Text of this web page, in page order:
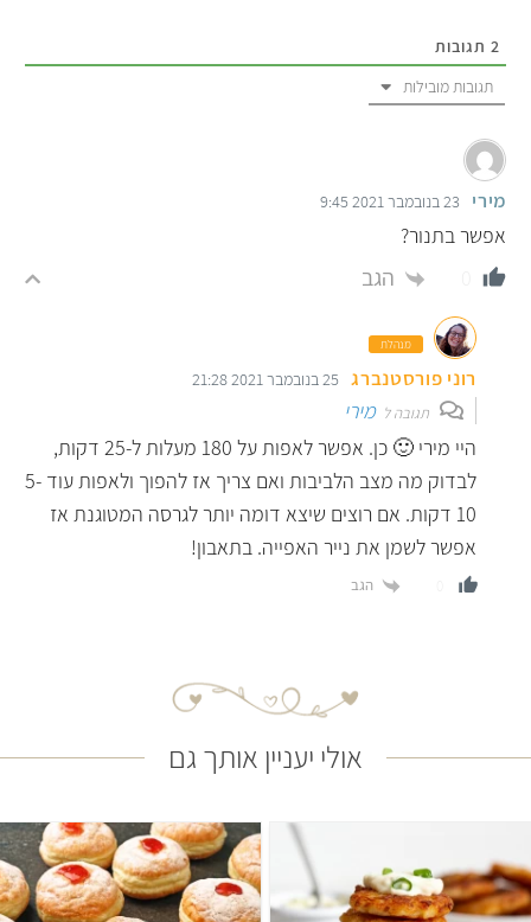
2 תגובות
תגובות מובילות
מירי 23 בנובמבר 2021 9:45
אפשר בתנור?
הגב
מנהלת
רוני פורסטנברג 25 בנובמבר 2021 21:28
תגובה למירי
היי מירי 🙂 כן. אפשר לאפות על 180 מעלות ל-25 דקות,
לבדוק מה מצב הלביבות ואם צריך אז להפוך ולאפות עוד 5-
10 דקות. אם רוצים שיצא דומה יותר לגרסה המטוגנת אז
אפשר לשמן את נייר האפייה. בתאבון!
הגב
אולי יעניין אותך גם